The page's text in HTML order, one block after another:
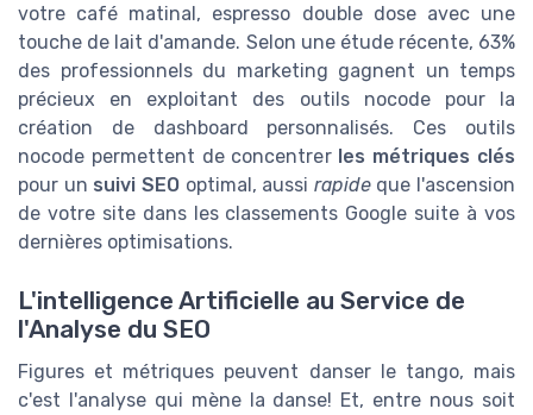
votre café matinal, espresso double dose avec une
touche de lait d'amande. Selon une étude récente, 63%
des professionnels du marketing gagnent un temps
précieux en exploitant des outils nocode pour la
création de dashboard personnalisés. Ces outils
nocode permettent de concentrer les métriques clés
pour un suivi SEOoptimal, aussi rapideque l'ascension
de votre site dans les classements Google suite à vos
dernières optimisations.
L'intelligence Artificielle au Service de
l'Analyse du SEO
Figures et métriques peuvent danser le tango, mais
c'est l'analyse qui mène la danse! Et, entre nous soit